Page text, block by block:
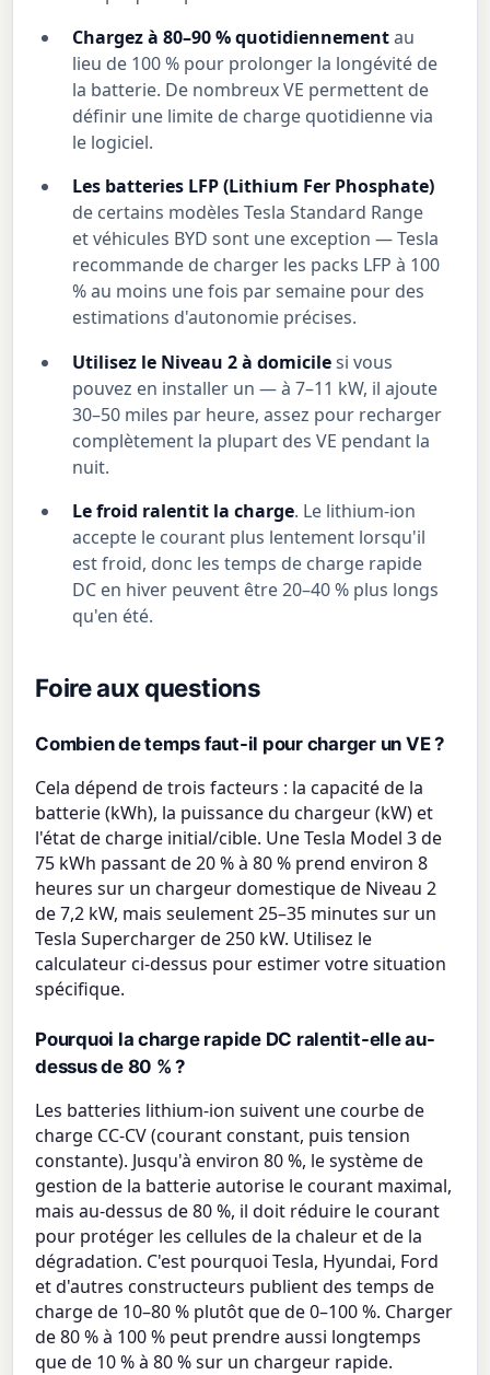
Chargez à 80–90 % quotidiennementau
lieu de 100 % pour prolonger la longévité de
la batterie. De nombreux VE permettent de
définir une limite de charge quotidienne via
le logiciel.
Les batteries LFP (Lithium Fer Phosphate)
de certains modèles Tesla Standard Range
et véhicules BYD sont une exception — Tesla
recommande de charger les packs LFP à 100
% au moins une fois par semaine pour des
estimations d'autonomie précises.
Utilisez le Niveau 2 à domicilesi vous
pouvez en installer un — à 7–11 kW, il ajoute
30–50 miles par heure, assez pour recharger
complètement la plupart des VE pendant la
nuit.
Le froid ralentit la charge. Le lithium-ion
accepte le courant plus lentement lorsqu'il
est froid, donc les temps de charge rapide
DC en hiver peuvent être 20–40 % plus longs
qu'en été.
Foire aux questions
Combien de temps faut-il pour charger un VE ?
Cela dépend de trois facteurs : la capacité de la
batterie (kWh), la puissance du chargeur (kW) et
l'état de charge initial/cible. Une Tesla Model 3 de
75 kWh passant de 20 % à 80 % prend environ 8
heures sur un chargeur domestique de Niveau 2
de 7,2 kW, mais seulement 25–35 minutes sur un
Tesla Supercharger de 250 kW. Utilisez le
calculateur ci-dessus pour estimer votre situation
spécifique.
Pourquoi la charge rapide DC ralentit-elle au-
dessus de 80 % ?
Les batteries lithium-ion suivent une courbe de
charge CC-CV (courant constant, puis tension
constante). Jusqu'à environ 80 %, le système de
gestion de la batterie autorise le courant maximal,
mais au-dessus de 80 %, il doit réduire le courant
pour protéger les cellules de la chaleur et de la
dégradation. C'est pourquoi Tesla, Hyundai, Ford
et d'autres constructeurs publient des temps de
charge de 10–80 % plutôt que de 0–100 %. Charger
de 80 % à 100 % peut prendre aussi longtemps
que de 10 % à 80 % sur un chargeur rapide.